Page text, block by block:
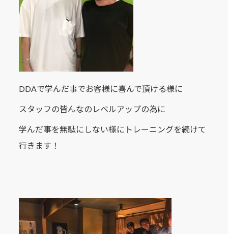
DDAで学んだ事でお客様に喜んで頂ける様に
スタッフの皆んなのレベルアップの為に
学んだ事を無駄にしない様にトレーニングを続けて
行きます！